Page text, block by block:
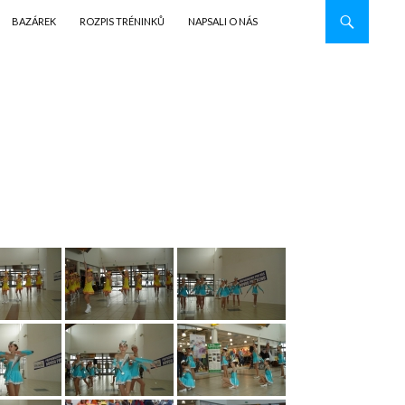
BAZÁREK ROZPIS TRÉNINKŮ NAPSALI O NÁS